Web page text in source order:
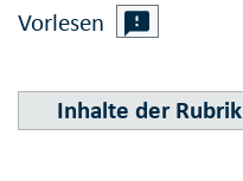
Vorlesen
Inhalte der Rubrik